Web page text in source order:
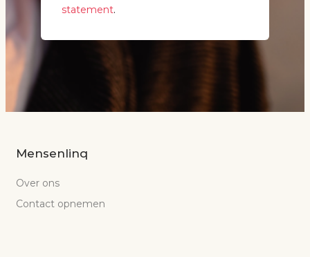
statement.
Mensenlinq
Over ons
Contact opnemen